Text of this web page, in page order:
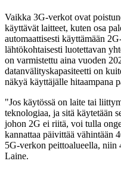
Vaikka 3G-verkot ovat
käyttävät laitteet, kuten osa
automaattisesti käyttämään
lähtökohtaisesti luotettavan
on varmistettu aina vuoden
datanvälityskapasiteetti on
näkyä käyttäjälle hitaampana
"Jos käytössä on laite tai
teknologiaa, ja sitä käytetään
johon 2G ei riitä, voi tulla
kannattaa päivittää vähintään
5G-verkon peittoalueella, niin
Laine.